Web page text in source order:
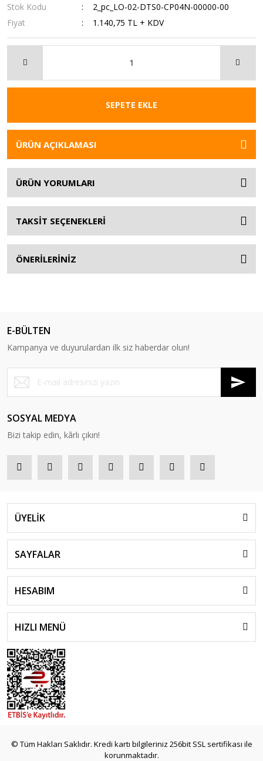
Stok Kodu
2_pc_LO-02-DTS0-CP04N-00000-00
Fiyat
1.140,75 TL + KDV
SEPETE EKLE
ÜRÜN AÇIKLAMASI
ÜRÜN YORUMLARI
TAKSİT SEÇENEKLERİ
ÖNERİLERİNİZ
E-BÜLTEN
Kampanya ve duyurulardan ilk siz haberdar olun!
SOSYAL MEDYA
Bizi takip edin, kârlı çıkın!
ÜYELİK
SAYFALAR
HESABIM
HIZLI MENÜ
© Tüm Hakları Saklıdır. Kredi kartı bilgileriniz 256bit SSL sertifikası ile
korunmaktadır.